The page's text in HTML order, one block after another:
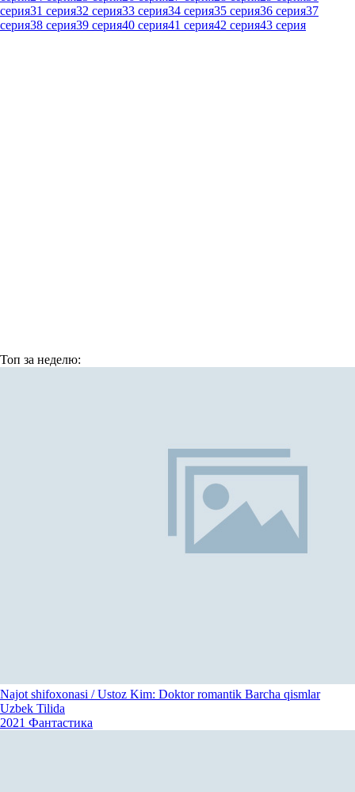
серия31 серия32 серия33 серия34 серия35 серия36 серия37
серия38 серия39 серия40 серия41 серия42 серия43 серия
Топ за неделю:
Najot shifoxonasi / Ustoz Kim: Doktor romantik Barcha qismlar
Uzbek Tilida
2021 Фантастика